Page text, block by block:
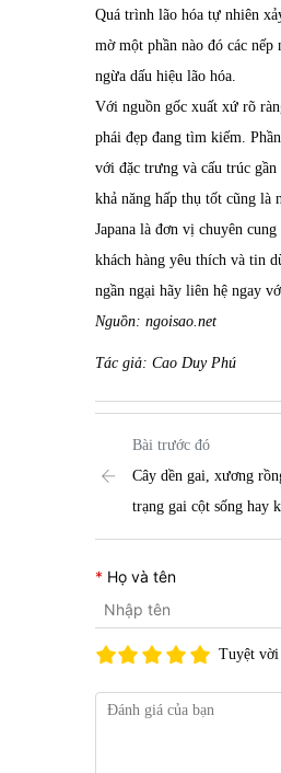
Quá trình lão hóa tự nhiên
mờ một phần nào đó các
ngừa dấu hiệu lão hóa.
Với nguồn gốc xuất xứ rõ
phái đẹp đang tìm kiếm.
với đặc trưng và cấu trúc
khả năng hấp thụ tốt cũng là
Japana là đơn vị chuyên
khách hàng yêu thích và tin
ngần ngại hãy liên hệ ngay
Nguồn: ngoisao.net
Tác giả: Cao Duy Phú
Bài trước đó
Cây dền gai, xương
trạng gai cột sống hay
Họ và tên
Tuyệt vời